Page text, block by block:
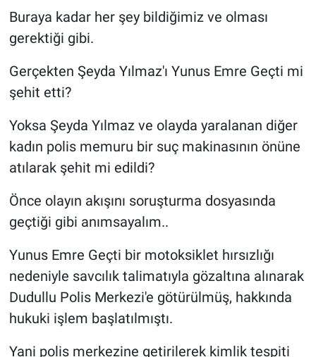
Buraya kadar her şey bildiğimiz ve olması
gerektiği gibi.
Gerçekten Şeyda Yılmaz'ı Yunus Emre Geçti mi
şehit etti?
Yoksa Şeyda Yılmaz ve olayda yaralanan diğer
kadın polis memuru bir suç makinasının önüne
atılarak şehit mi edildi?
Önce olayın akışını soruşturma dosyasında
geçtiği gibi anımsayalım..
Yunus Emre Geçti bir motoksiklet hırsızlığı
nedeniyle savcılık talimatıyla gözaltına alınarak
Dudullu Polis Merkezi'e götürülmüş, hakkında
hukuki işlem başlatılmıştı.
Yani polis merkezine getirilerek kimlik tespiti
Ne demişti
Popüler
Programlar
Sağlık
Spor
Türkiye'nin Geleceği
Türkiye'nin Gündemi
Yerel Gündem